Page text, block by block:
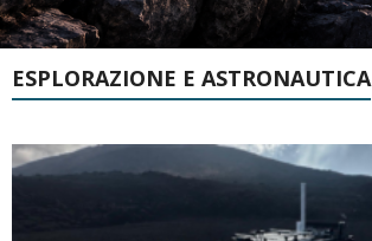
ESPLORAZIONE E ASTRONAUTICA